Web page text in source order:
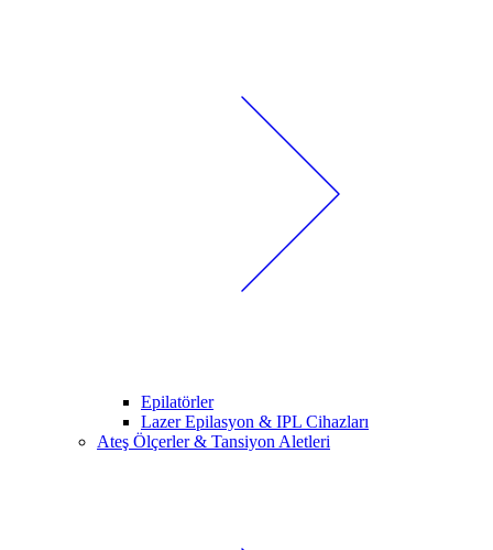
Epilatörler
Lazer Epilasyon & IPL Cihazları
Ateş Ölçerler & Tansiyon Aletleri